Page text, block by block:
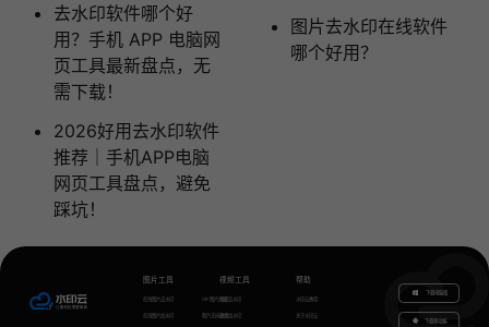
去水印软件哪个好
用？手机 APP 电脑网
页工具最新盘点，无
需下载！
2026好用去水印软件
推荐｜手机APP电脑
网页工具盘点，避免
踩坑！
图片去水印在线软件
哪个好用？
图片工具
在线图片去水印
在线图片加水印
GIF图片生成
图片无损放大
视频工具
视频去水印
视频加水印
帮助
水印云教程
关于水印云
下载电脑版
下载移动端